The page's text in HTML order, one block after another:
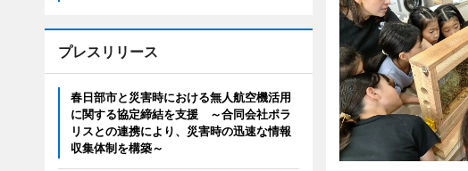
プレスリリース
春日部市と災害時における無人航空機活用
に関する協定締結を支援 ～合同会社ポラ
リスとの連携により、災害時の迅速な情報
収集体制を構築～